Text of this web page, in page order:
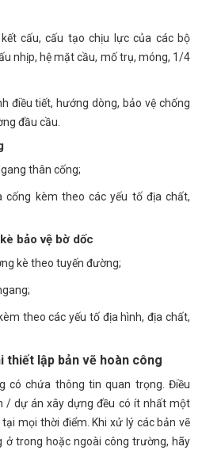
cấu, cấu tạo chịu lực của các bộ
nhịp, hệ mặt cầu, mố trụ, móng, 1/4
điều tiết, hướng dòng, bảo vệ chống
đầu cầu.
thân cống;
cống kèm theo các yếu tố địa chất,
bảo vệ bờ dốc
kè theo tuyến đường;
theo các yếu tố địa hình, địa chất,
thiết lập bản vẽ hoàn công
có chứa thông tin quan trọng. Điều
/ dự án xây dựng đều có ít nhất một
mọi thời điểm. Khi xử lý các bản vẽ
ở trong hoặc ngoài công trường, hãy